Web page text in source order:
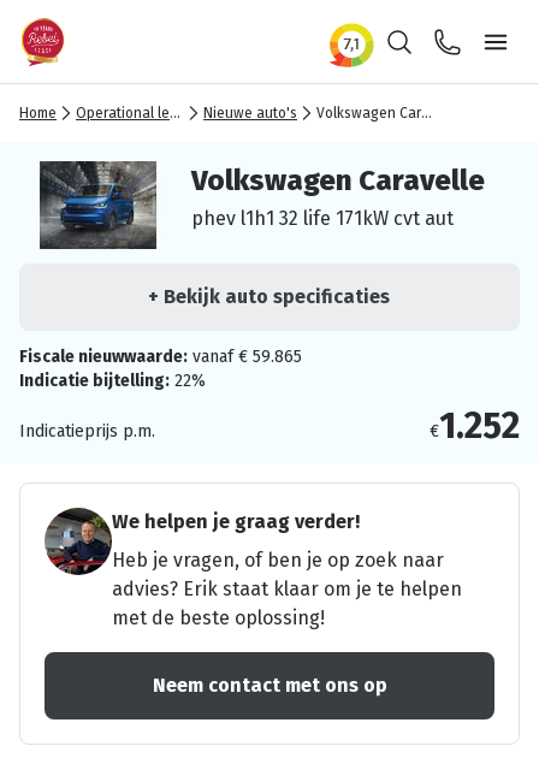
ZoekenContact
Home Operational lease Nieuwe auto's Volkswagen Caravelle
Volkswagen Caravelle
phev l1h1 32 life 171kW cvt aut
+ Bekijk auto specificaties
Fiscale nieuwwaarde: vanaf € 59.865
Indicatie bijtelling: 22%
Indicatieprijs p.m. €1.252
We helpen je graag verder!
Heb je vragen, of ben je op zoek naar
advies? Erik staat klaar om je te helpen
met de beste oplossing!
Neem contact met ons op